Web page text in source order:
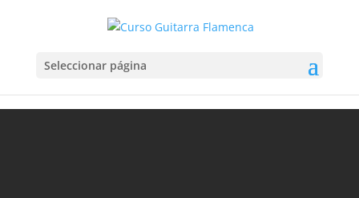
Seleccionar página